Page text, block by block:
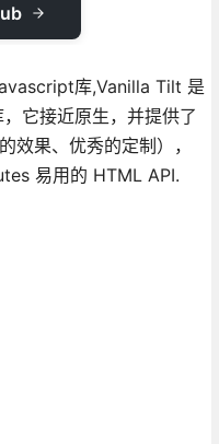
库,Vanilla Tilt 是
它接近原生，并提供了
效果、优秀的定制），
易用的 HTML API.